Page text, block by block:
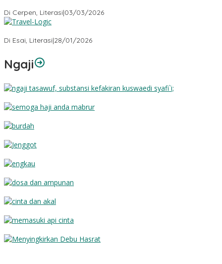
Di Cerpen, Literasi|03/03/2026
Di Esai, Literasi|28/01/2026
Ngaji